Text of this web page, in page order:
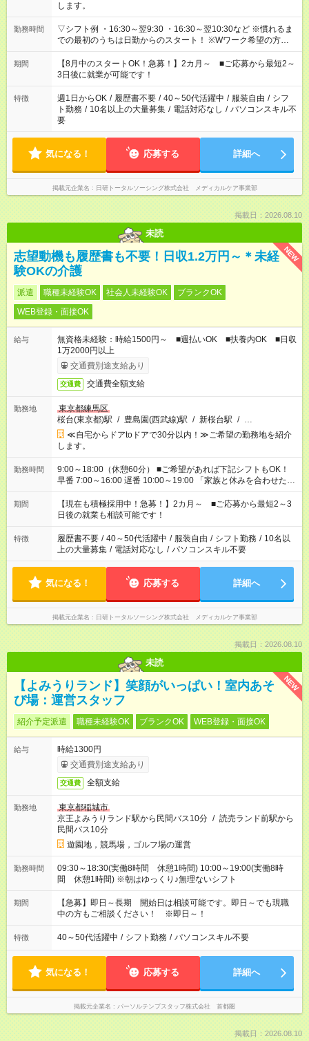
します。
勤務時間
▽シフト例 ・16:30～翌9:30 ・16:30～翌10:30など ※慣れるま
での最初のうちは日勤からのスタート！ ※Wワーク希望の方へ
今ご覧のお仕事で希望する勤務時間と、もう1つのお仕事の勤務
時間。 合計で週40時間を超える場合は応募できません。
期間
【8月中のスタートOK！急募！】2カ月～ ■ご応募から最短2～
3日後に就業が可能です！
特徴 週1日からOK / 履歴書不要 / 40～50代活躍中 / 服装自由 / シフ
ト勤務 / 10名以上の大量募集 / 電話対応なし / パソコンスキル不
要
気になる！ 応募する 詳細へ
掲載元企業名 日研トータルソーシング株式会社 メディカルケア事業部
掲載日：2026.08.10
未読
NEW
志望動機も履歴書も不要！日収1.2万円～＊未経
験OKの介護
派遣 職種未経験OK 社会人未経験OK
ブランクOK
WEB登録・面接OK
給与
無資格未経験：時給1500円～ ■週払いOK ■扶養内OK ■日収
1万2000円以上
交通費別途支給あり
交通費 交通費全額支給
勤務地
東京都練馬区
桜台(東京都)駅 / 豊島園(西武線)駅 / 新桜台駅 / …
≪自宅からドアtoドアで30分以内！≫ご希望の勤務地を紹介
します。
勤務時間
9:00～18:00（休憩60分） ■ご希望があれば下記シフトもOK！
早番 7:00～16:00 遅番 10:00～19:00 「家族と休みを合わせた
い」 「余裕を持って夕飯の準備がしたい」 「できれば残業はし
たくない」 など、ご希望を教えてくださいね。 ※Wワーク希望
の方へ 今ご覧のお仕事で希望する勤務時間と、もう1つのお仕事
の勤務時間。 合計で週40時間を超える場合は応募できません。
期間
【現在も積極採用中！急募！】2カ月～ ■ご応募から最短2～3
日後の就業も相談可能です！
特徴 履歴書不要 / 40～50代活躍中 / 服装自由 / シフト勤務 / 10名以
上の大量募集 / 電話対応なし / パソコンスキル不要
気になる！ 応募する 詳細へ
掲載元企業名 日研トータルソーシング株式会社 メディカルケア事業部
掲載日：2026.08.10
未読
NEW
【よみうりランド】笑顔がいっぱい！室内あそ
び場：運営スタッフ
紹介予定派遣 職種未経験OK ブランクOK WEB登録・面接OK
給与
時給1300円
交通費別途支給あり
交通費 全額支給
勤務地
東京都稲城市
京王よみうりランド駅から民間バス10分 / 読売ランド前駅から
民間バス10分
遊園地，競馬場，ゴルフ場の運営
勤務時間
09:30～18:30(実働8時間 休憩1時間) 10:00～19:00(実働8時
間 休憩1時間) ※朝はゆっくり♪無理ないシフト
期間
【急募】即日～長期 開始日は相談可能です。即日～でも現職
中の方もご相談ください！ ※即日～！
特徴 40～50代活躍中 / シフト勤務 / パソコンスキル不要
気になる！ 応募する 詳細へ
掲載元企業名 パーソルテンプスタッフ株式会社 首都圏
掲載日：2026.08.10